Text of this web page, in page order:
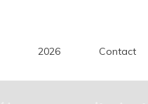
2026 Contact